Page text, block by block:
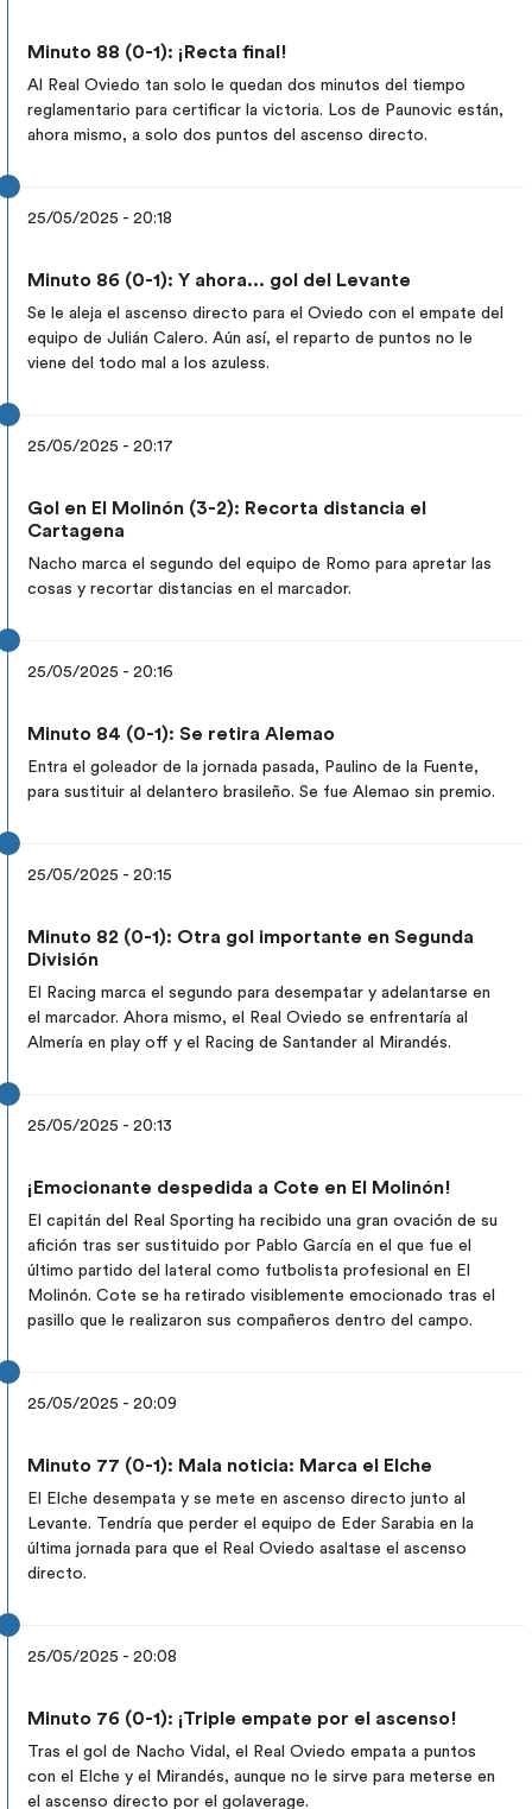
Minuto 88 (0-1): ¡Recta final!
Al Real Oviedo tan solo le quedan dos minutos del tiempo
reglamentario para certificar la victoria. Los de Paunovic están,
ahora mismo, a solo dos puntos del ascenso directo.
25/05/2025 - 20:18
Minuto 86 (0-1): Y ahora... gol del Levante
Se le aleja el ascenso directo para el Oviedo con el empate del
equipo de Julián Calero. Aún así, el reparto de puntos no le
viene del todo mal a los azuless.
25/05/2025 - 20:17
Gol en El Molinón (3-2): Recorta distancia el
Cartagena
Nacho marca el segundo del equipo de Romo para apretar las
cosas y recortar distancias en el marcador.
25/05/2025 - 20:16
Minuto 84 (0-1): Se retira Alemao
Entra el goleador de la jornada pasada, Paulino de la Fuente,
para sustituir al delantero brasileño. Se fue Alemao sin premio.
25/05/2025 - 20:15
Minuto 82 (0-1): Otra gol importante en Segunda
División
El Racing marca el segundo para desempatar y adelantarse en
el marcador. Ahora mismo, el Real Oviedo se enfrentaría al
Almería en play off y el Racing de Santander al Mirandés.
25/05/2025 - 20:13
¡Emocionante despedida a Cote en El Molinón!
El capitán del Real Sporting ha recibido una gran ovación de su
afición tras ser sustituido por Pablo García en el que fue el
último partido del lateral como futbolista profesional en El
Molinón. Cote se ha retirado visiblemente emocionado tras el
pasillo que le realizaron sus compañeros dentro del campo.
25/05/2025 - 20:09
Minuto 77 (0-1): Mala noticia: Marca el Elche
El Elche desempata y se mete en ascenso directo junto al
Levante. Tendría que perder el equipo de Eder Sarabia en la
última jornada para que el Real Oviedo asaltase el ascenso
directo.
25/05/2025 - 20:08
Minuto 76 (0-1): ¡Triple empate por el ascenso!
Tras el gol de Nacho Vidal, el Real Oviedo empata a puntos
con el Elche y el Mirandés, aunque no le sirve para meterse en
el ascenso directo por el golaverage.